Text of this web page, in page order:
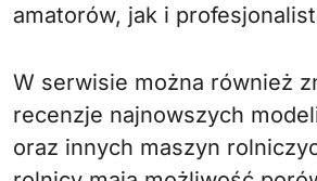
amatorów, jak i
W serwisie można również
recenzje najnowszych
oraz innych maszyn